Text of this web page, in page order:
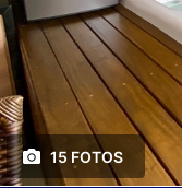
15 FOTOS